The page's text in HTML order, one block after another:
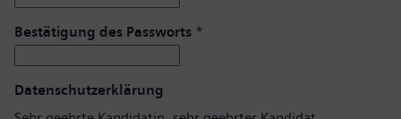
Bestätigung des Passworts *
Datenschutzerklärung